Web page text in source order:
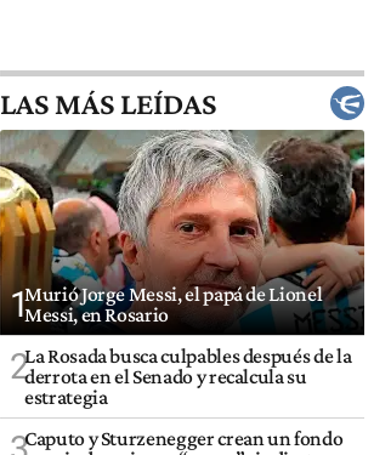
LAS MÁS LEÍDAS
1Murió Jorge Messi, el papá de Lionel
Messi, en Rosario
2La Rosada busca culpables después de la
derrota en el Senado y recalcula su
estrategia
Caputo y Sturzenegger crean un fondo